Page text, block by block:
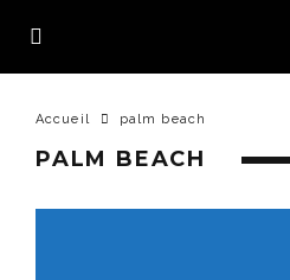
Accueil palm beach
PALM BEACH